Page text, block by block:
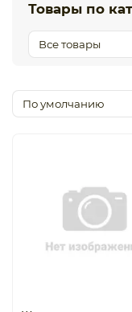
Товары по